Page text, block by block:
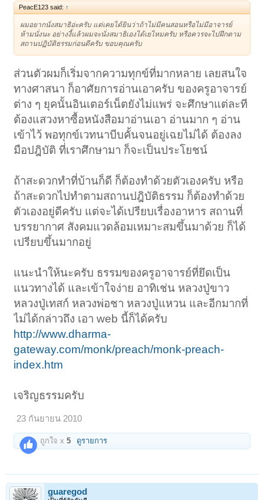
PeacE123 said: ↑
ผมอยากนั่งสมาธิอ่ะครับ แต่เคยได้ยินว่าถ้าไม่มีคนสอนหรือไม่มีอาจารย์
ห้ามนั่งนะ อย่างงี้แล้วผมจะนั่งสมาธิเองได้เยไหมครับ หรือควรจะไปฝึกตาม
สถานปฏิบัติธรรมก่อนดีครับ ขอบคุณครับ
ส่วนตัวผมก็เริ่มจากความทุกข์ที่มากหลาย เลยสนใจ
ทางศาสนา ก็อาศัยการอ่านเอาครับ ของครูอาจารย์
ต่าง ๆ ยุคนั้นอินเตอร์เน็ตยังไม่แพร่ จะศึกษาแต่ละที
ต้องแสวงหาซื้อหนังสือมาอ่านเอา อ่านมาก ๆ อ่าน
เข้าไว้ พอทุกข์เวทนาบีบคั้นจนอยู่เฉยไม่ได้ ต้องลง
มือปฎิบัติ ที่เราศึกษามา ก็จะเป็นประโยชน์
ถ้าสะดวกทำที่บ้านก็ดี ก็ต้องทำด้วยตัวเองครับ หรือ
ถ้าสะดวกไปทำตามสถานปฎิบัติธรรม ก็ต้องทำด้วย
ตัวเองอยู่ดีครับ แต่จะได้เปรียบเรื่องอาหาร สถานที่
บรรยากาศ สังคมแวดล้อมเหมาะสมขึ้นมาด้วย ก็ได้
เปรียบขึ้นมากอยู่
แนะนำให้นะครับ ธรรมของครูอาจารย์ที่ยึดเป็น
แนวทางได้ และเข้าใจง่าย อาทิเช่น หลวงปู่ขาว
หลวงปู่เทสก์ หลวงพ่อชา หลวงปู่แหวน และอีกมากที่
ไม่ได้กล่าวถึง เอา web นี้ก็ได้ครับ
http://www.dharma-
gateway.com/monk/preach/monk-preach-
index.htm
เจริญธรรมครับ
23 กันยายน 2010
ถูกใจ x5 ดูรายการ
guaregod